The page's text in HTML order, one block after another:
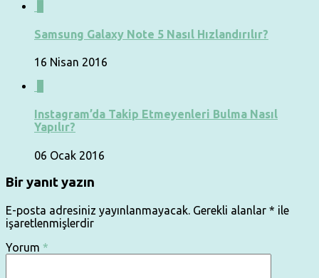
Samsung Galaxy Note 5 Nasıl Hızlandırılır?
16 Nisan 2016
Instagram’da Takip Etmeyenleri Bulma Nasıl
Yapılır?
06 Ocak 2016
Bir yanıt yazın
E-posta adresiniz yayınlanmayacak. Gerekli alanlar * ile
işaretlenmişlerdir
Yorum *